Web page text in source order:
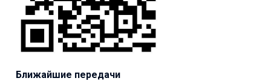
Ближайшие передачи